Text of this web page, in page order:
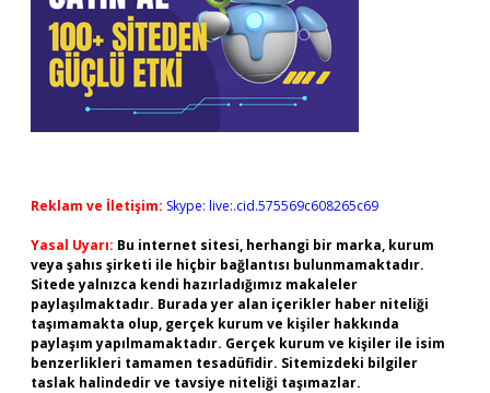
Reklam ve İletişim: Skype: live:.cid.575569c608265c69
Yasal Uyarı: Bu internet sitesi, herhangi bir marka, kurum
veya şahıs şirketi ile hiçbir bağlantısı bulunmamaktadır.
Sitede yalnızca kendi hazırladığımız makaleler
paylaşılmaktadır. Burada yer alan içerikler haber niteliği
taşımamakta olup, gerçek kurum ve kişiler hakkında
paylaşım yapılmamaktadır. Gerçek kurum ve kişiler ile isim
benzerlikleri tamamen tesadüfidir. Sitemizdeki bilgiler
taslak halindedir ve tavsiye niteliği taşımazlar.